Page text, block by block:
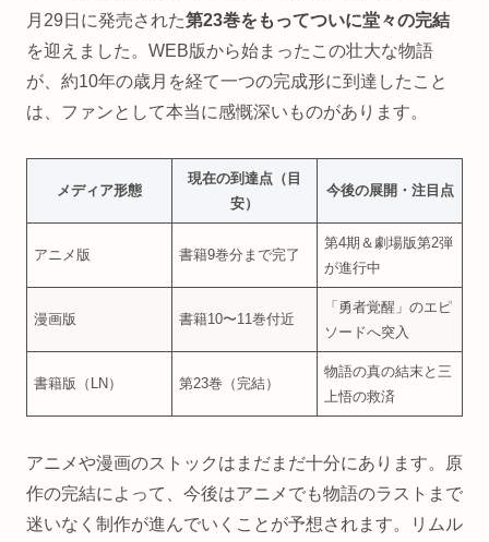
月29日に発売された第23巻をもってついに堂々の完結
を迎えました。WEB版から始まったこの壮大な物語
が、約10年の歳月を経て一つの完成形に到達したこと
は、ファンとして本当に感慨深いものがあります。
メディア形態
現在の到達点（目
安）
今後の展開・注目点
アニメ版 書籍9巻分まで完了
第4期＆劇場版第2弾
が進行中
漫画版 書籍10〜11巻付近
「勇者覚醒」のエピ
ソードへ突入
書籍版（LN） 第23巻（完結）
物語の真の結末と三
上悟の救済
アニメや漫画のストックはまだまだ十分にあります。原
作の完結によって、今後はアニメでも物語のラストまで
迷いなく制作が進んでいくことが予想されます。リムル